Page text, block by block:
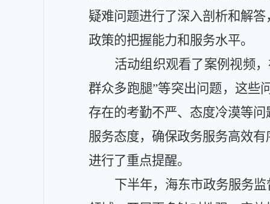
疑难问题进行了深入剖析和解答
政策的把握能力和服务水平。
活动组织观看了案例视频
群众多跑腿”等突出问题 ， 这些
存在的考勤不严、态度冷漠等
服务态度，确保政务服务高效
进行了重点提醒。
下半年，海东市政务服务